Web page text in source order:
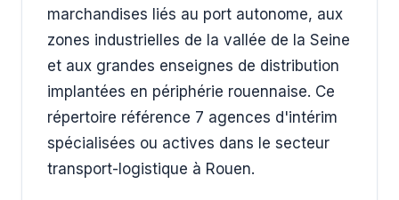
marchandises liés au port autonome, aux
zones industrielles de la vallée de la Seine
et aux grandes enseignes de distribution
implantées en périphérie rouennaise. Ce
répertoire référence 7 agences d'intérim
spécialisées ou actives dans le secteur
transport-logistique à Rouen.